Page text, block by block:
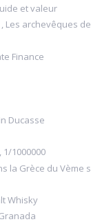
et valeur
archevêques
Finance
Ducasse
1000000
la Grèce du Vème
Whisky